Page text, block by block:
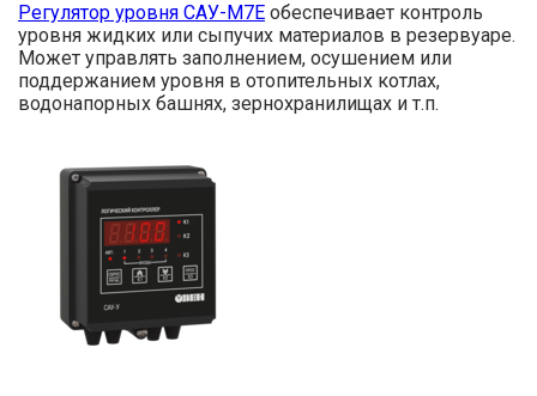
Регулятор уровня САУ-М7Е обеспечивает контроль
уровня жидких или сыпучих материалов в резервуаре.
Может управлять заполнением, осушением или
поддержанием уровня в отопительных котлах,
водонапорных башнях, зернохранилищах и т.п.